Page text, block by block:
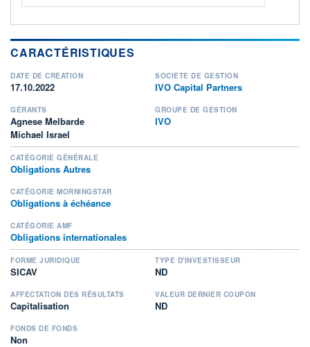
CARACTÉRISTIQUES
DATE DE CRÉATION
17.10.2022
SOCIÉTÉ DE GESTION
IVO Capital Partners
GÉRANTS
Agnese Melbarde
Michael Israel
GROUPE DE GESTION
IVO
CATÉGORIE GÉNÉRALE
Obligations Autres
CATÉGORIE MORNINGSTAR
Obligations à échéance
CATÉGORIE AMF
Obligations internationales
FORME JURIDIQUE
SICAV
TYPE D'INVESTISSEUR
ND
AFFECTATION DES RÉSULTATS
Capitalisation
VALEUR DERNIER COUPON
ND
FONDS DE FONDS
Non